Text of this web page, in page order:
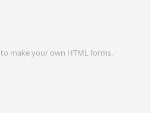
to make your own HTML forms.